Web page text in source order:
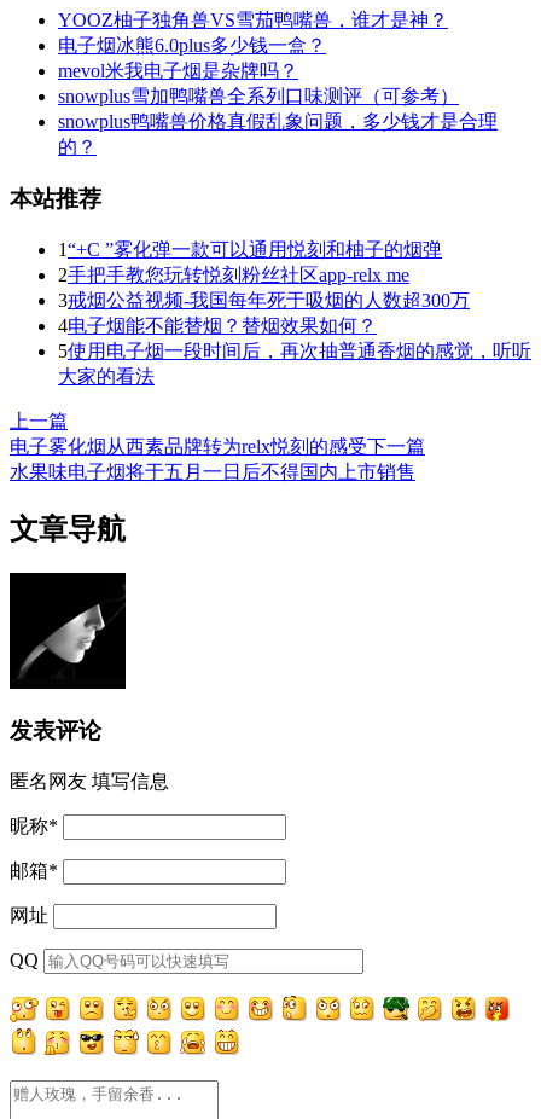
YOOZ柚子独角兽VS雪茄鸭嘴兽，谁才是神？
电子烟冰熊6.0plus多少钱一盒？
mevol米我电子烟是杂牌吗？
snowplus雪加鸭嘴兽全系列口味测评（可参考）
snowplus鸭嘴兽价格真假乱象问题，多少钱才是合理
的？
本站推荐
1“+C ”雾化弹一款可以通用悦刻和柚子的烟弹
2手把手教您玩转悦刻粉丝社区app-relx me
3戒烟公益视频-我国每年死于吸烟的人数超300万
4电子烟能不能替烟？替烟效果如何？
5使用电子烟一段时间后，再次抽普通香烟的感觉，听听
大家的看法
上一篇
电子雾化烟从西素品牌转为relx悦刻的感受下一篇
水果味电子烟将于五月一日后不得国内上市销售
文章导航
发表评论
匿名网友 填写信息
昵称*
邮箱*
网址
QQ